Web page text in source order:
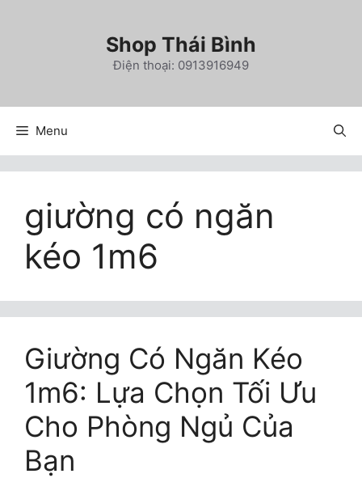
Shop Thái Bình
Điện thoại: 0913916949
Menu
giường có ngăn
kéo 1m6
Giường Có Ngăn Kéo
1m6: Lựa Chọn Tối Ưu
Cho Phòng Ngủ Của
Bạn